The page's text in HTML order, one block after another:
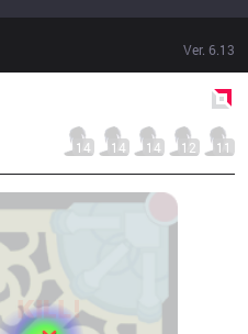
Ver. 6.13
14 14 14 12 11